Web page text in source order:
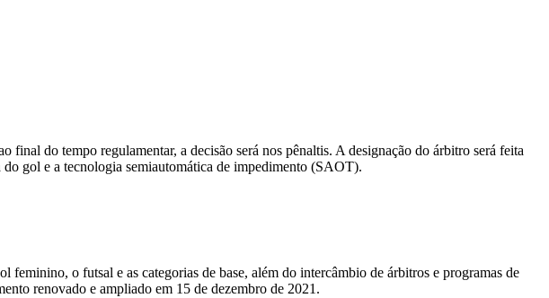
do tempo regulamentar, a decisão será nos pênaltis. A designação do árbitro será feita
gol e a tecnologia semiautomática de impedimento (SAOT).
o futsal e as categorias de base, além do intercâmbio de árbitros e programas de
renovado e ampliado em 15 de dezembro de 2021.